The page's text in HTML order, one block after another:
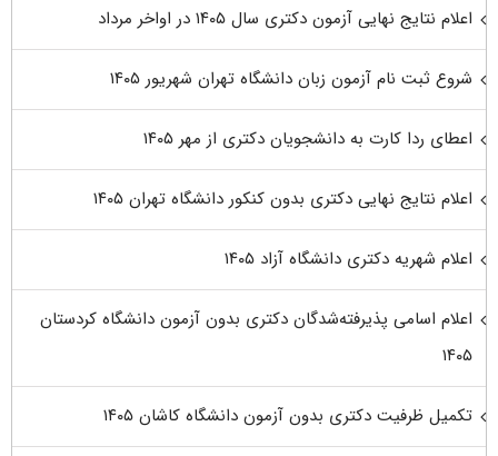
اعلام نتایج نهایی آزمون دکتری سال ۱۴۰۵ در اواخر مرداد
شروع ثبت نام آزمون زبان دانشگاه تهران شهریور ۱۴۰۵
اعطای ردا کارت به دانشجویان دکتری از مهر ۱۴۰۵
اعلام نتایج نهایی دکتری بدون کنکور دانشگاه تهران ۱۴۰۵
اعلام شهریه دکتری دانشگاه آزاد ۱۴۰۵
اعلام اسامی پذیرفته‌شدگان دکتری بدون آزمون دانشگاه کردستان
۱۴۰۵
تکمیل ظرفیت دکتری بدون آزمون دانشگاه کاشان ۱۴۰۵